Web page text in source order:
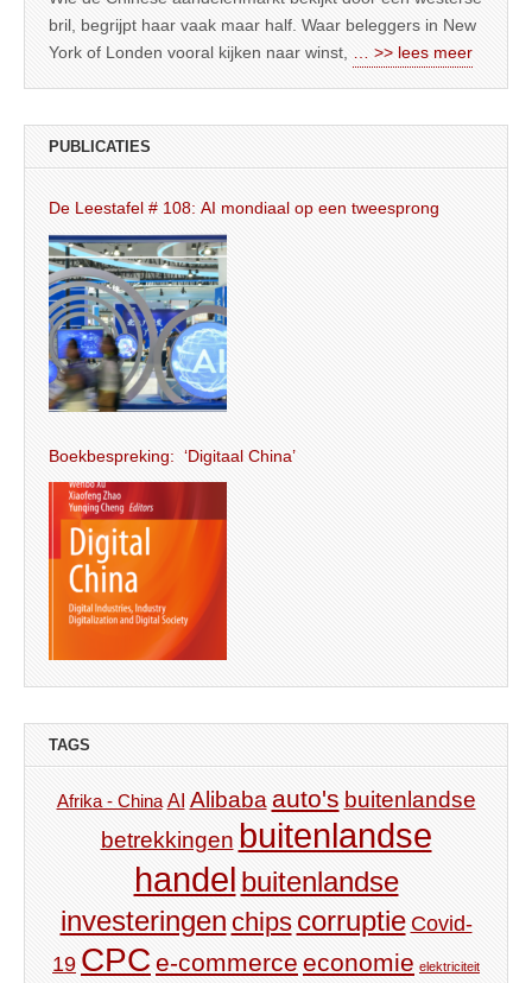
bril, begrijpt haar vaak maar half. Waar beleggers in New
York of Londen vooral kijken naar winst,
… >> lees meer
PUBLICATIES
De Leestafel # 108: AI mondiaal op een tweesprong
Boekbespreking: ‘Digitaal China’
TAGS
Afrika - China AI Alibaba auto's buitenlandse
betrekkingen buitenlandse
handel buitenlandse
investeringen chips corruptie Covid-
19 CPC e-commerce economie elektriciteit